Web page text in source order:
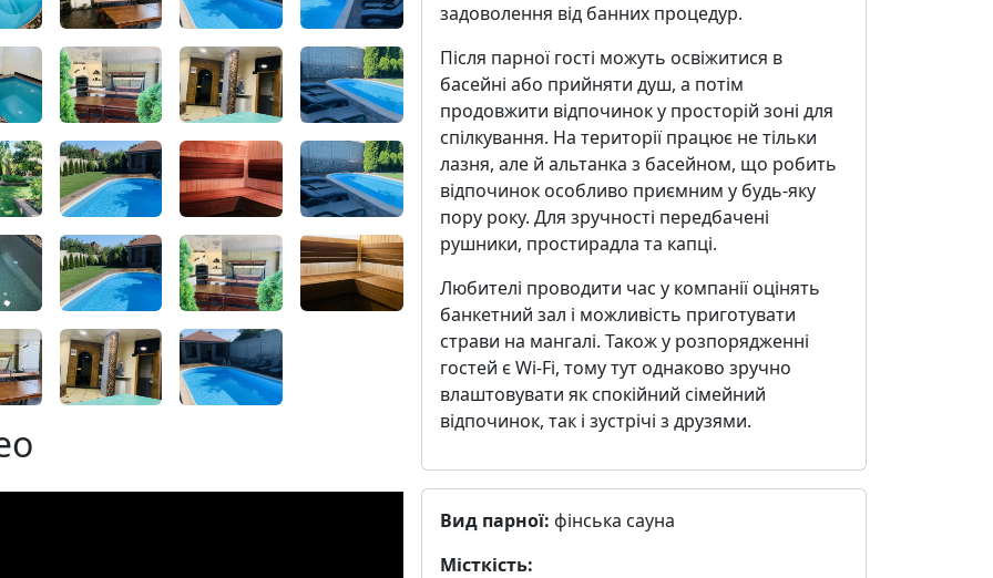
задоволення від банних процедур.
Після парної гості можуть освіжитися в
басейні або прийняти душ, а потім
продовжити відпочинок у просторій зоні для
спілкування. На території працює не тільки
лазня, але й альтанка з басейном, що робить
відпочинок особливо приємним у будь-яку
пору року. Для зручності передбачені
рушники, простирадла та капці.
Любителі проводити час у компанії оцінять
банкетний зал і можливість приготувати
страви на мангалі. Також у розпорядженні
гостей є Wi-Fi, тому тут однаково зручно
влаштовувати як спокійний сімейний
відпочинок, так і зустрічі з друзями.
Вид парної: фінська сауна
Місткість: